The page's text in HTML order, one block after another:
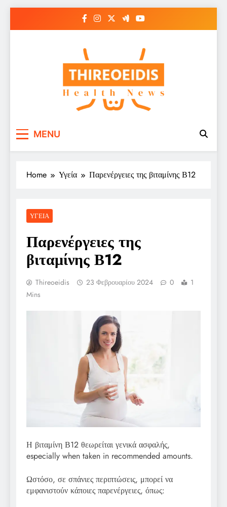
Παθήσεις Θυρεοειδούς
– Thireoeidis
MENU
Home Υγεία Παρενέργειες της βιταμίνης Β12
ΥΓΕΊΑ
Παρενέργειες της
βιταμίνης Β12
Thireoeidis 23 Φεβρουαρίου 2024 0
1
Mins
Η βιταμίνη Β12 θεωρείται γενικά ασφαλής,
especially when taken in recommended amounts.
Ωστόσο, σε σπάνιες περιπτώσεις, μπορεί να
εμφανιστούν κάποιες παρενέργειες, όπως: